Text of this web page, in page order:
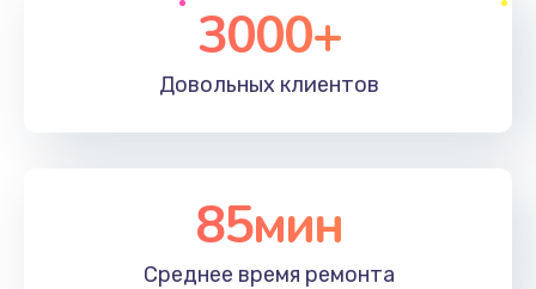
3000+
Довольных клиентов
85мин
Среднее время ремонта